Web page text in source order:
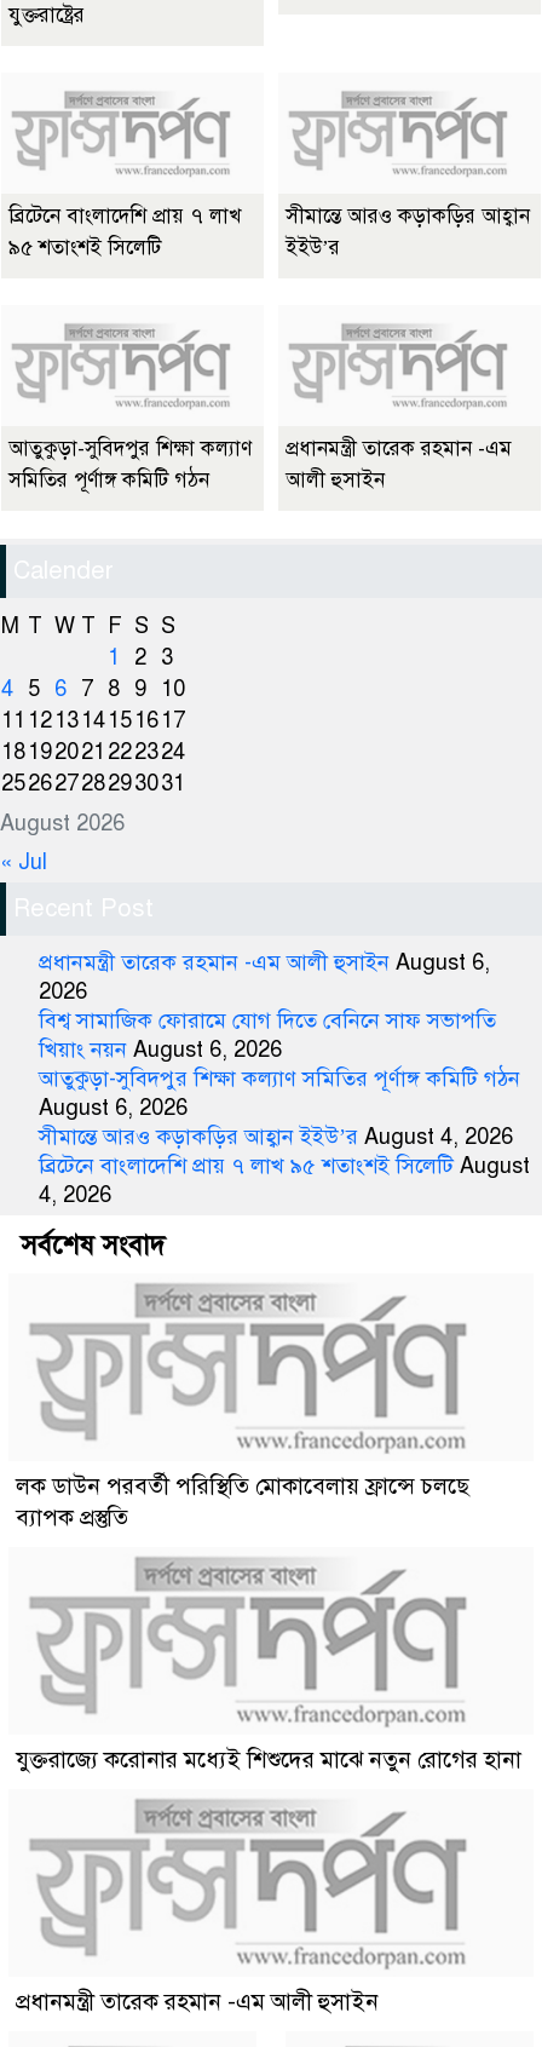
যুক্তরাষ্ট্রের
ব্রিটেনে বাংলাদেশি প্রায় ৭ লাখ
৯৫ শতাংশই সিলেটি
সীমান্তে আরও কড়াকড়ির আহ্বান
ইইউ’র
আতুকুড়া-সুবিদপুর শিক্ষা কল্যাণ
সমিতির পূর্ণাঙ্গ কমিটি গঠন
প্রধানমন্ত্রী তারেক রহমান -এম
আলী হুসাইন
Calender
August 2026
M T W T F S S
1
2 3
4 5 6 7 8 9
10
11 121314151617
18192021 222324
25262728293031
« Jul
Recent Post
প্রধানমন্ত্রী তারেক রহমান -এম আলী হুসাইন August 6,
2026
বিশ্ব সামাজিক ফোরামে যোগ দিতে বেনিনে সাফ সভাপতি
খিয়াং নয়ন August 6, 2026
আতুকুড়া-সুবিদপুর শিক্ষা কল্যাণ সমিতির পূর্ণাঙ্গ কমিটি গঠন
August 6, 2026
সীমান্তে আরও কড়াকড়ির আহ্বান ইইউ’র August 4, 2026
ব্রিটেনে বাংলাদেশি প্রায় ৭ লাখ ৯৫ শতাংশই সিলেটি August
4, 2026
সর্বশেষ সংবাদ
লক ডাউন পরবর্তী পরিস্থিতি মোকাবেলায় ফ্রান্সে চলছে
ব্যাপক প্রস্তুতি
যুক্তরাজ্যে করোনার মধ্যেই শিশুদের মাঝে নতুন রোগের হানা
প্রধানমন্ত্রী তারেক রহমান -এম আলী হুসাইন